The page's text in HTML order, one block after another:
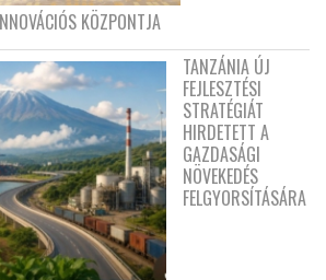
KÖZPONTJA
TANZÁNIA ÚJ
FEJLESZTÉSI
STRATÉGIÁT
HIRDETETT A
GAZDASÁGI
NÖVEKEDÉS
FELGYORSÍTÁSÁRA